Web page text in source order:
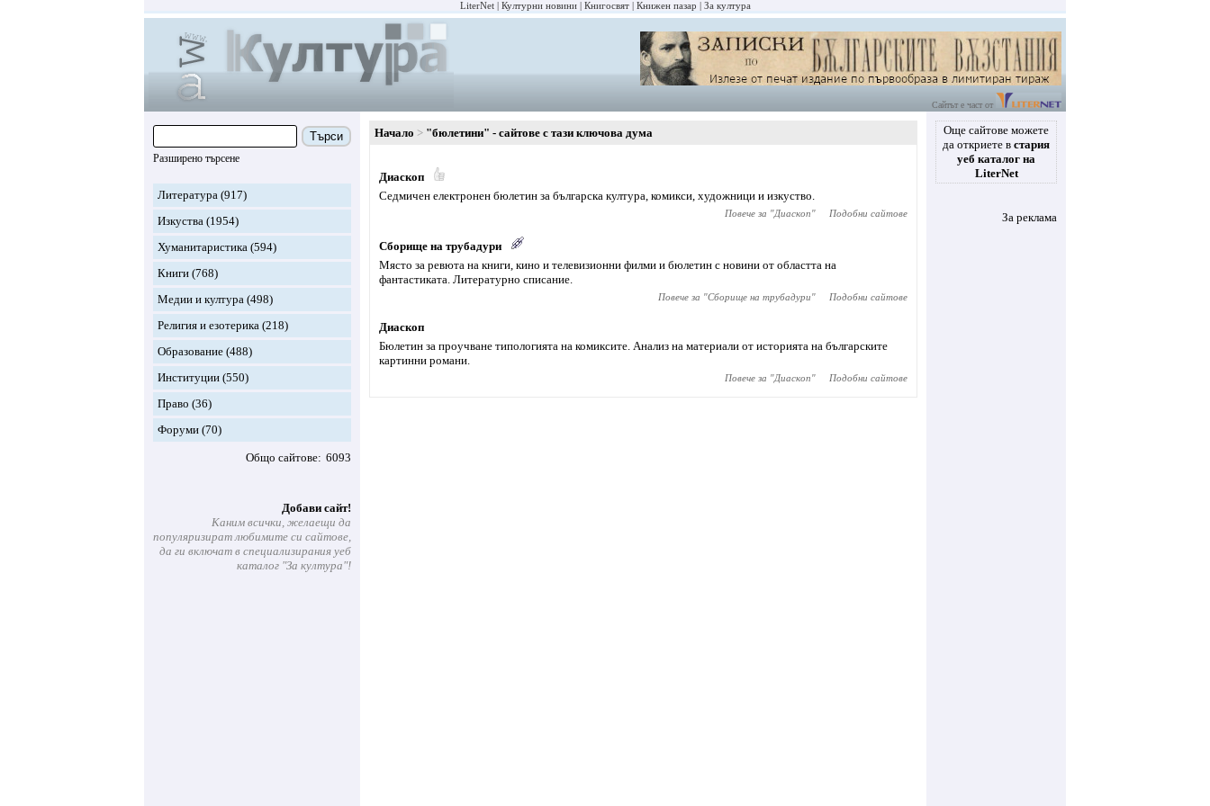
LiterNet Културни новини Книгосвят Книжен пазар За култура
Сайтът е част от
Търси
Разширено търсене
Литература (917)
Изкуства (1954)
Хуманитаристика (594)
Книги (768)
Медии и култура (498)
Религия и езотерика (218)
Образование (488)
Институции (550)
Право (36)
Форуми (70)
Общо сайтове 6093
Добави сайт!
Каним всички, желаещи да
популяризират любимите си сайтове,
да ги включат в специализирания уеб
каталог "За култура"!
Начало "бюлетини" - сайтове с тази ключова дума
Диаскоп
Седмичен електронен бюлетин за българска култура, комикси, художници и изкуство.
Повече за "Диаскоп" Подобни сайтове
Сборище на трубадури
Място за ревюта на книги, кино и телевизионни филми и бюлетин с новини от областта на
фантастиката. Литературно списание.
Повече за "Сборище на трубадури" Подобни сайтове
Диаскоп
Бюлетин за проучване типологията на комиксите. Анализ на материали от историята на българските
картинни романи.
Повече за "Диаскоп" Подобни сайтове
Още сайтове можете
да откриете в стария
уеб каталог на
LiterNet
За реклама